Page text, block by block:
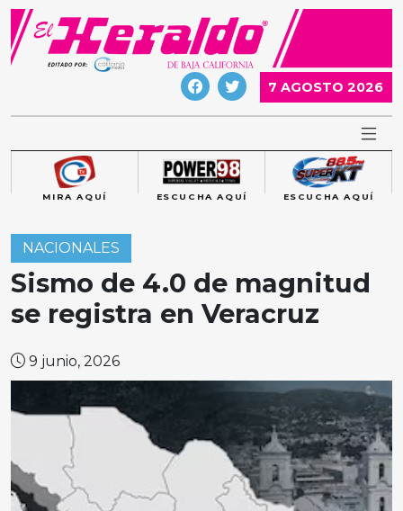
Skip
content
7 AGOSTO 2026
MIRA AQUÍ ESCUCHA AQUÍ ESCUCHA AQUÍ
NACIONALES
Sismo de 4.0 de magnitud
se registra en Veracruz
9 junio, 2026